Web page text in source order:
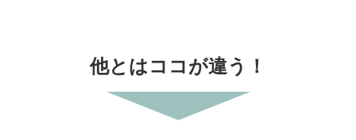
他とはココが違う！